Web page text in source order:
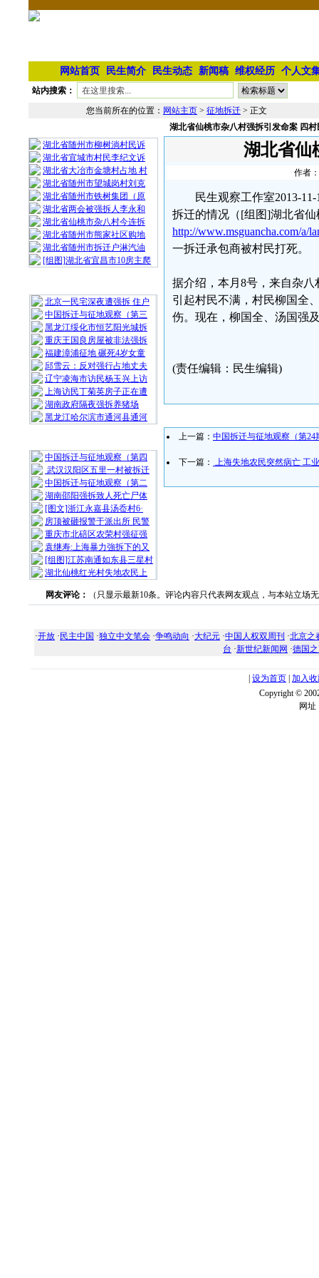
网站首页 民生简介 民生动态 新闻稿 维权经历 个人文
站内搜索：
您当前所在的位置： 网站主页 > 征地拆迁 > 正文
湖北省随州市柳树淌村民诉
湖北省宜城市村民李纪文诉
湖北省大冶市金塘村占地 村
湖北省随州市望城岗村刘克
湖北省随州市铁树集团（原
湖北省两会被强拆人李永和
湖北省仙桃市杂八村今连拆
湖北省随州市熊家社区购地
湖北省随州市拆迁户淋汽油
[组图]湖北省宜昌市10房主爬
北京一民宅深夜遭强拆 住户
中国拆迁与征地观察（第三
黑龙江绥化市恒艺阳光城拆
重庆王国良房屋被非法强拆
福建漳浦征地 碾死4岁女童
邱雪云：反对强行占地丈夫
辽宁凌海市访民杨玉兴上访
上海访民丁菊英房子正在遭
湖南政府隔夜强拆养猪场
黑龙江哈尔滨市通河县通河
中国拆迁与征地观察（第四
武汉汉阳区五里一村被拆迁
中国拆迁与征地观察（第二
湖南邵阳强拆致人死亡尸体
[图文]浙江永嘉县汤岙村6·
房顶被砸报警于派出所 民警
重庆市北碚区农荣村强征强
袁继寿:上海暴力強拆下的又
[组图]江苏南通如东县三星村
湖北仙桃红光村失地农民上
湖北省仙桃市杂八村强拆引发命案 四村
湖北省仙
作者
民生观察工作室2013-
拆迁的情况（[组图]湖北省
http://www.msguancha.com/a/
一拆迁承包商被村民打死。
据介绍，本月8号，来自杂
引起村民不满，村民柳国全
伤。现在，柳国全、汤国强
(责任编辑：民生编辑)
上一篇： 中国拆迁与征地观察（第24
下一篇： 上海失地农民突然病亡 工
网友评论： （只显示最新10条。评论内容只代表网友观点，与本站立场
·开放 · 民主中国 ·独立中文笔会 ·争鸣动向 ·大纪元 ·中国人权双周刊 ·北京之
台 ·新世纪新闻网 ·德国
设为首页 加入
Copyright ©
网址